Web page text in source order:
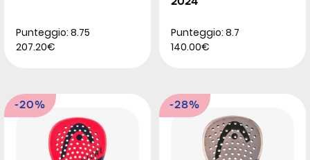
Punteggio: 8.75
207.20€
Punteggio: 8.7
140.00€
-20% -28%